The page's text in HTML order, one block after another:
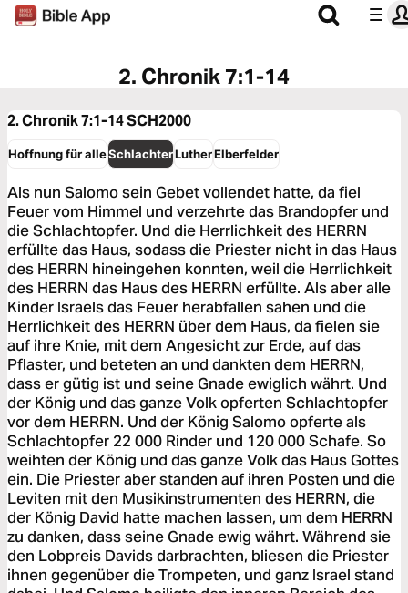
2. Chronik 7:1-14
2. Chronik 7:1-14SCH2000
Hoffnung für alleSchlachterLutherElberfelder
Als nun Salomo sein Gebet vollendet hatte, da fiel
Feuer vom Himmel und verzehrte das Brandopfer und
die Schlachtopfer. Und die Herrlichkeit des HERRN
erfüllte das Haus, sodass die Priester nicht in das Haus
des HERRN hineingehen konnten, weil die Herrlichkeit
des HERRN das Haus des HERRN erfüllte. Als aber alle
Kinder Israels das Feuer herabfallen sahen und die
Herrlichkeit des HERRN über dem Haus, da fielen sie
auf ihre Knie, mit dem Angesicht zur Erde, auf das
Pflaster, und beteten an und dankten dem HERRN,
dass er gütig ist und seine Gnade ewiglich währt. Und
der König und das ganze Volk opferten Schlachtopfer
vor dem HERRN. Und der König Salomo opferte als
Schlachtopfer 22 000 Rinder und 120 000 Schafe. So
weihten der König und das ganze Volk das Haus Gottes
ein. Die Priester aber standen auf ihren Posten und die
Leviten mit den Musikinstrumenten des HERRN, die
der König David hatte machen lassen, um dem HERRN
zu danken, dass seine Gnade ewig währt. Während sie
den Lobpreis Davids darbrachten, bliesen die Priester
ihnen gegenüber die Trompeten, und ganz Israel stand